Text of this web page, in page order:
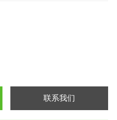
制气体、液体、蒸汽介质外，
联系我们